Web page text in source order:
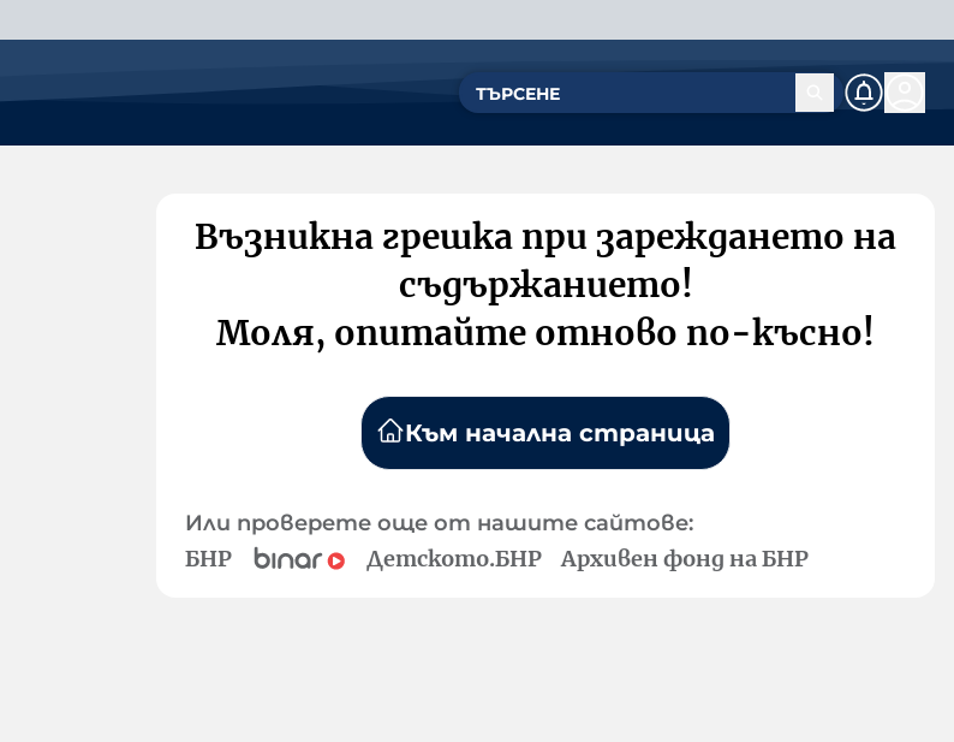
Възникна грешка при зареждането на
съдържанието!
Моля, опитайте отново по-късно!
Към начална страница
Или проверете още от нашите сайтове:
БНР Детското.БНР Архивен фонд на БНР